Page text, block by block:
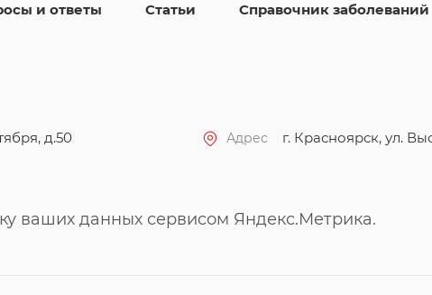
и ответы Статьи Справочник заболеваний
д.50 Адрес г. Красноярск, ул.
ваших данных сервисом Яндекс.Метрика.